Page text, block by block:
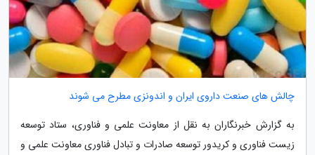
چالش های صنعت داروی ایران و اندونزی مطرح می شوند
به گزارش خبرنگاران به نقل از معاونت علمی و فناوری، ستاد توسعه
زیست فناوری و کریدور توسعه صادرات و تبادل فناوری معاونت علمی و